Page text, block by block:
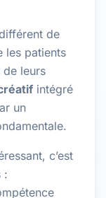
de
les patients
de leurs
intégré
un
c’est
: